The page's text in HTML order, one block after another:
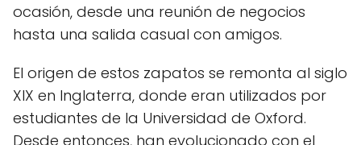
ocasión, desde una reunión de negocios
hasta una salida casual con amigos.
El origen de estos zapatos se remonta al siglo
XIX en Inglaterra, donde eran utilizados por
estudiantes de la Universidad de Oxford.
Desde entonces, han evolucionado con el